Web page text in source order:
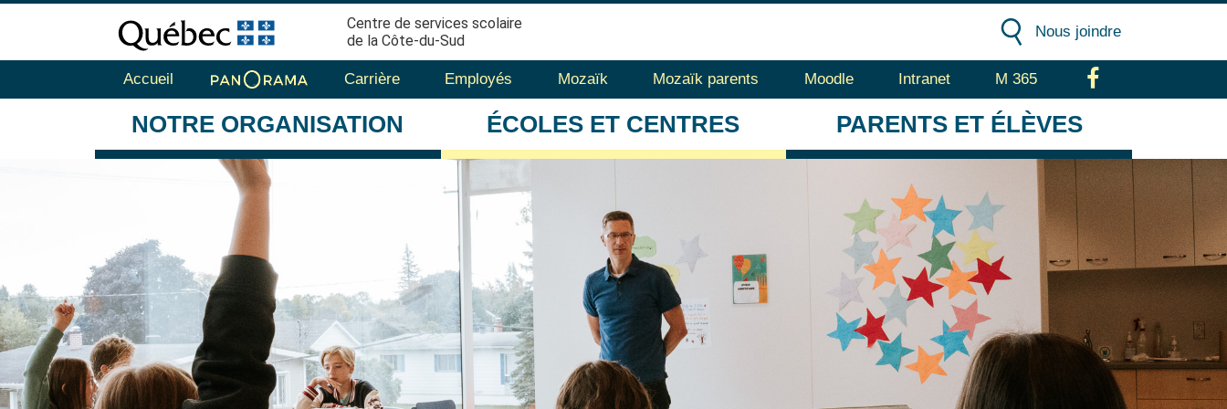
Centre de services scolaire
de la Côte-du-Sud
Nous joindre
Accueil Carrière Employés Mozaïk Mozaïk parents Moodle Intranet M 365
NOTRE ORGANISATION ÉCOLES ET CENTRES PARENTS ET ÉLÈVES